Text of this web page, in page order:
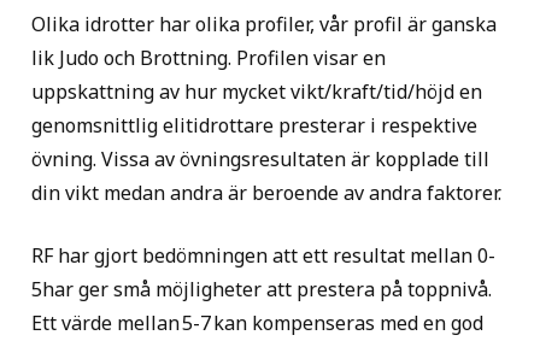
Olika idrotter har olika profiler, vår profil är ganska
lik Judo och Brottning. Profilen visar en
uppskattning av hur mycket vikt/kraft/tid/höjd en
genomsnittlig elitidrottare presterar i respektive
övning. Vissa av övningsresultaten är kopplade till
din vikt medan andra är beroende av andra faktorer.
RF har gjort bedömningen att ett resultat mellan 0-
5har ger små möjligheter att prestera på toppnivå.
Ett värde mellan 5-7 kan kompenseras med en god